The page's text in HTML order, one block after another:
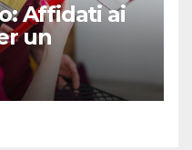
Affidati ai
un